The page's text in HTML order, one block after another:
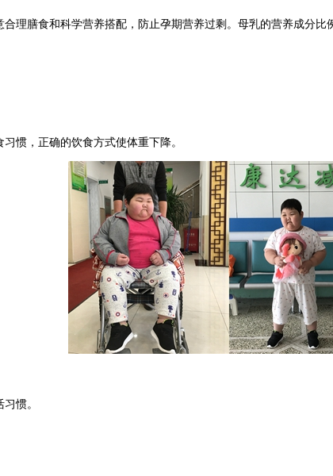
理膳食和科学营养搭配，防止孕期营养过剩。母乳的营养成分
惯，正确的饮食方式使体重下降。
惯。